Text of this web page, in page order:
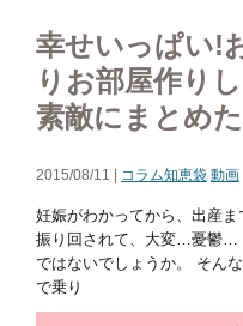
幸せいっぱい!
りお部屋作り
素敵にまとめ
2015/08/11 | コラム知恵袋 動画
妊娠がわかってから、出産
振り回されて、大変…憂鬱…
ではないでしょうか。 そん
で乗り